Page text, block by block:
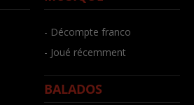
- Décompte franco
- Joué récemment
BALADOS